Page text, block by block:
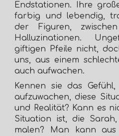
Endstationen. Ihre
farbig und lebendig,
der Figuren,
Halluzinationen.
giftigen Pfeile nicht,
uns, aus einem
auch aufwachen.
Kennen sie das
aufzuwachen, diese
und Realität? Kann es
Situation ist, die
malen?
Man kann aus